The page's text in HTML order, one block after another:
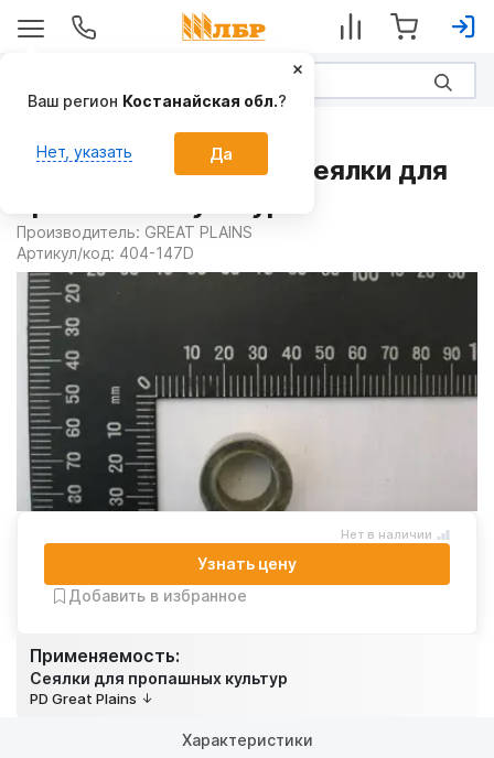
Втулка 404-147D на Сеялки для
Производитель: GREAT PLAINS
Артикул/код: 404-147D
Применяемость:
Сеялки для пропашных культур
PD Great Plains
Нет в наличии
Узнать цену
Добавить в избранное
Характеристики
Ваш регион Костанайская обл.?
Нет, указать Да